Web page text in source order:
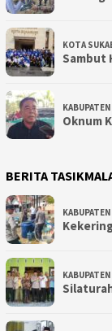
KOTA
Sambut
Oknum
BERITA